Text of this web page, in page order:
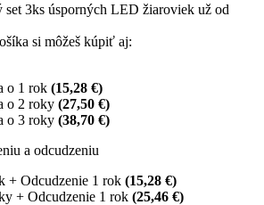
set 3ks úsporných LED žiaroviek už od
si môžeš kúpiť aj:
o 1 rok (15,28 €)
o 2 roky (27,50 €)
o 3 roky (38,70 €)
a odcudzeniu
+ Odcudzenie 1 rok (15,28 €)
+ Odcudzenie 1 rok (25,46 €)